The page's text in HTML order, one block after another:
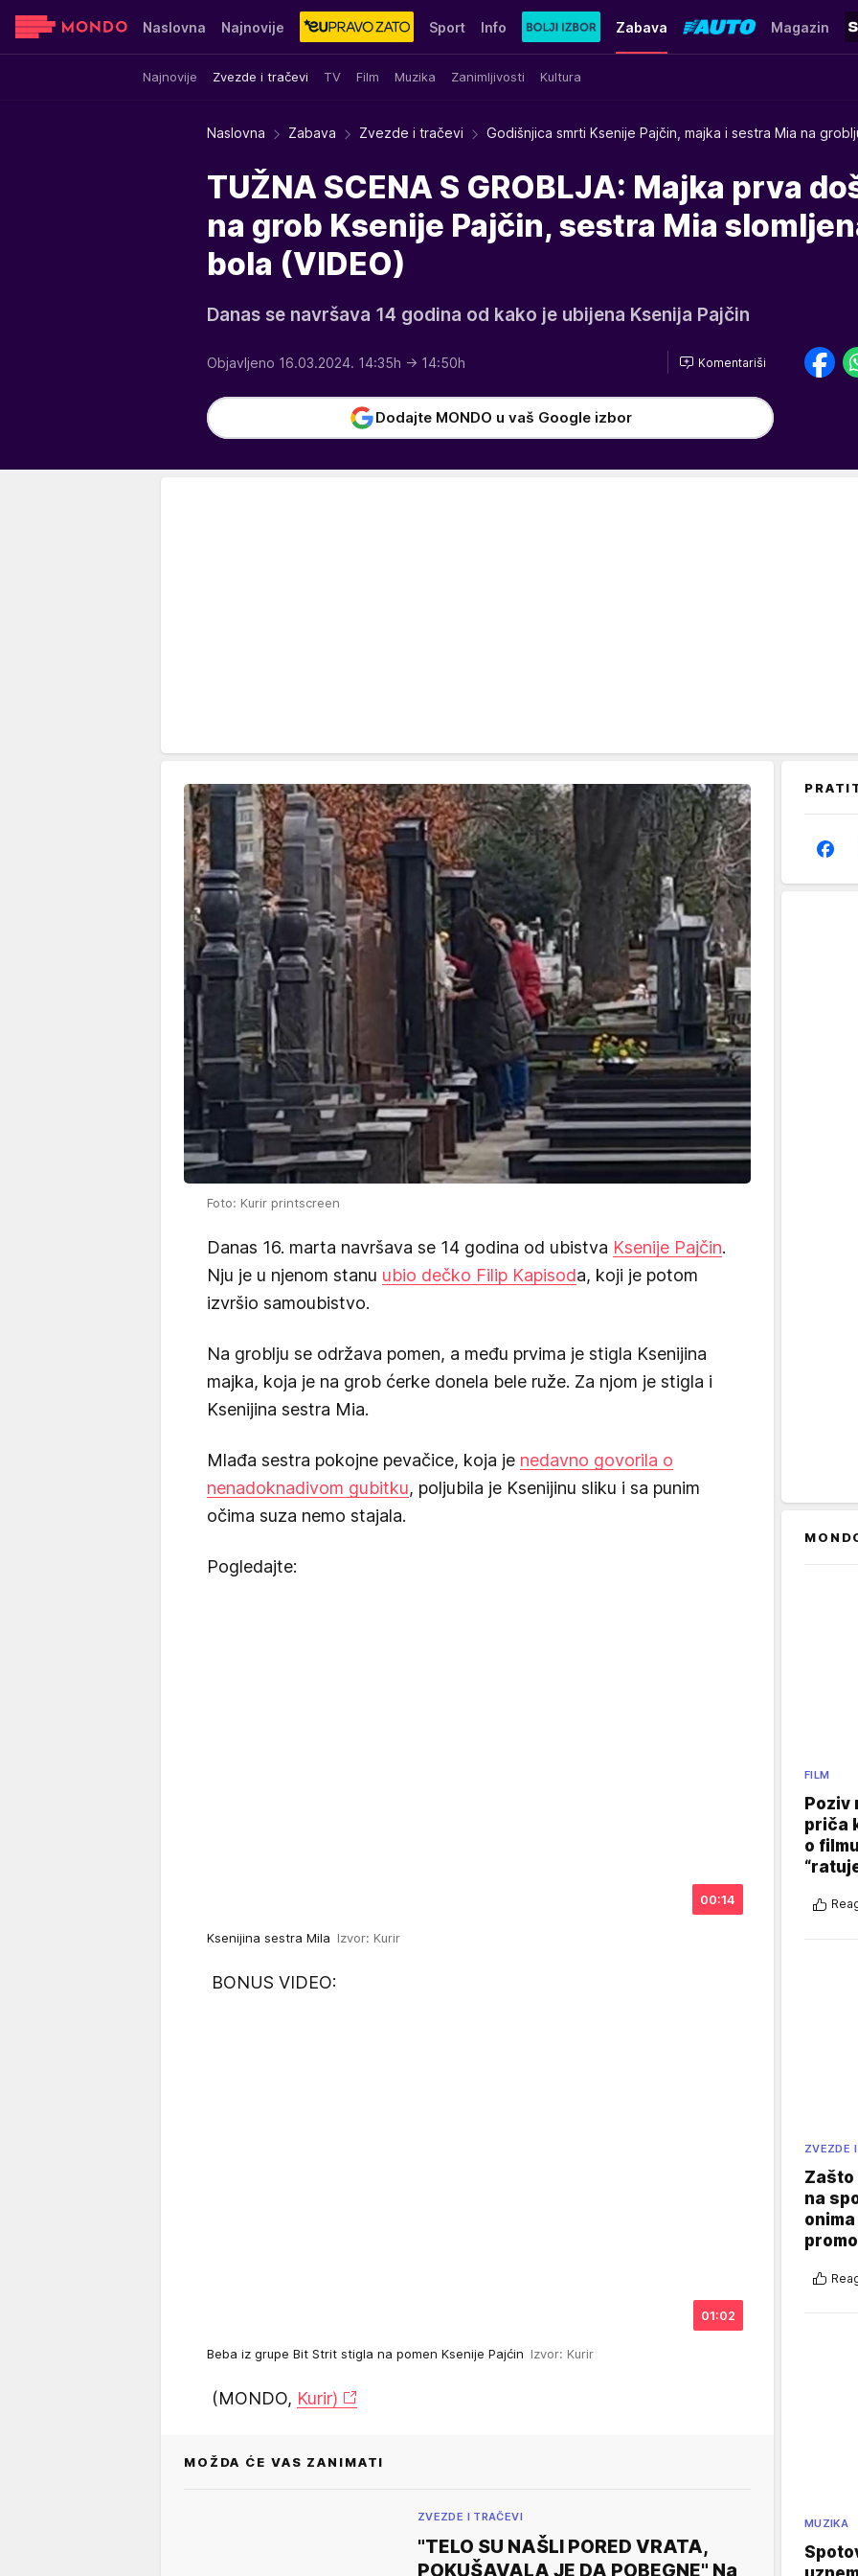
Naslovna Najnovije Sport Info Zabava
Najnovije Zvezde i tračevi TV Film Muzika Zanimljivosti Kultura
Magazin
Sensa Stvar ukusa Yumama
Naslovna Zabava Zvezde i tračevi Godišnjica smrti Ksenije Pajčin, majka i sestra Mia na
TUŽNA SCENA S GROBLJA: Majka prva
na grob Ksenije Pajčin, sestra Mia
bola (VIDEO)
Danas se navršava 14 godina od kako je ubijena Ksenija Pajčin
Objavljeno 16.03.2024. 14:35h → 14:50h Komentariši
Dodajte MONDO u vaš Google izbor
Foto: Kurir printscreen
Danas 16. marta navršava se 14 godina od ubistva Ksenije Pajčin.
Nju je u njenom stanu ubio dečko Filip Kapisoda, koji je potom
izvršio samoubistvo.
Na groblju se održava pomen, a među prvima je stigla Ksenijina
majka, koja je na grob ćerke donela bele ruže. Za njom je stigla i
Ksenijina sestra Mia.
Mlađa sestra pokojne pevačice, koja je nedavno govorila o
nenadoknadivom gubitku, poljubila je Ksenijinu sliku i sa punim
očima suza nemo stajala.
Pogledajte:
00:14
Ksenijina sestra Mila Izvor: Kurir
BONUS VIDEO:
01:02
Beba iz grupe Bit Strit stigla na pomen Ksenije Pajćin Izvor: Kurir
(MONDO, Kurir)
MOŽDA ĆE VAS ZANIMATI
ZVEZDE I TRAČEVI
"TELO SU NAŠLI PORED VRATA,
POKUŠAVALA JE DA POBEGNE" Na
FILM
Poziv
priča
o
ZVEZDE
Zašto
na
MUZIKA